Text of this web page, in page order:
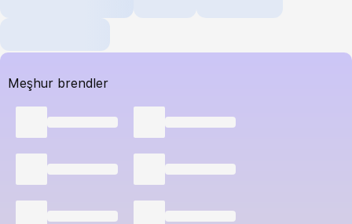
Meşhur brendler